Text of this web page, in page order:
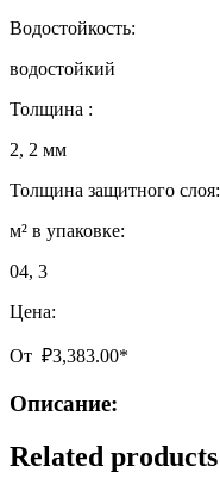
Водостойкость:
водостойкий
Толщина :
2, 2 мм
Толщина защитного слоя:
м² в упаковке:
04, 3
Цена:
От ₽3,383.00*
Описание:
Related products